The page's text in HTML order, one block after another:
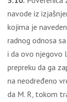
navode iz
kojima je
radnog odnosa
i da ovo njegovo
prepreku da ga
na neodređeno
da M. R, tokom